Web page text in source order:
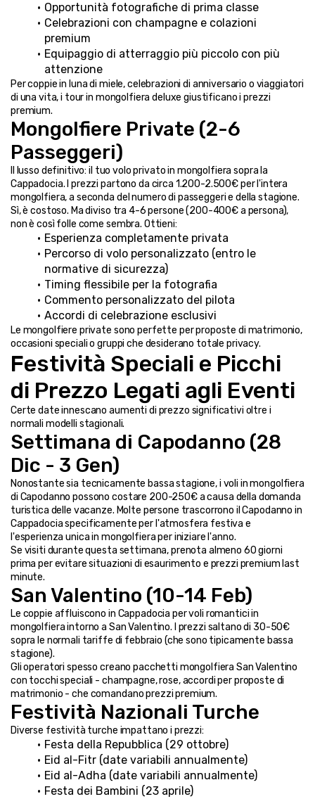
Opportunità fotografiche di prima classe
Celebrazioni con champagne e colazioni
premium
Equipaggio di atterraggio più piccolo con più
attenzione
Per coppie in luna di miele, celebrazioni di anniversario o viaggiatori
di una vita, i tour in mongolfiera deluxe giustificano i prezzi
premium.
Mongolfiere Private (2-6
Passeggeri)
Il lusso definitivo: il tuo volo privato in mongolfiera sopra la
Cappadocia. I prezzi partono da circa 1.200-2.500€ per l'intera
mongolfiera, a seconda del numero di passeggeri e della stagione.
Sì, è costoso. Ma diviso tra 4-6 persone (200-400€ a persona),
non è così folle come sembra. Ottieni:
Esperienza completamente privata
Percorso di volo personalizzato (entro le
normative di sicurezza)
Timing flessibile per la fotografia
Commento personalizzato del pilota
Accordi di celebrazione esclusivi
Le mongolfiere private sono perfette per proposte di matrimonio,
occasioni speciali o gruppi che desiderano totale privacy.
Festività Speciali e Picchi
di Prezzo Legati agli Eventi
Certe date innescano aumenti di prezzo significativi oltre i
normali modelli stagionali.
Settimana di Capodanno (28
Dic - 3 Gen)
Nonostante sia tecnicamente bassa stagione, i voli in mongolfiera
di Capodanno possono costare 200-250€ a causa della domanda
turistica delle vacanze. Molte persone trascorrono il Capodanno in
Cappadocia specificamente per l'atmosfera festiva e
l'esperienza unica in mongolfiera per iniziare l'anno.
Se visiti durante questa settimana, prenota almeno 60 giorni
prima per evitare situazioni di esaurimento e prezzi premium last
minute.
San Valentino (10-14 Feb)
Le coppie affluiscono in Cappadocia per voli romantici in
mongolfiera intorno a San Valentino. I prezzi saltano di 30-50€
sopra le normali tariffe di febbraio (che sono tipicamente bassa
stagione).
Gli operatori spesso creano pacchetti mongolfiera San Valentino
con tocchi speciali - champagne, rose, accordi per proposte di
matrimonio - che comandano prezzi premium.
Festività Nazionali Turche
Diverse festività turche impattano i prezzi:
Festa della Repubblica (29 ottobre)
Eid al-Fitr (date variabili annualmente)
Eid al-Adha (date variabili annualmente)
Festa dei Bambini (23 aprile)